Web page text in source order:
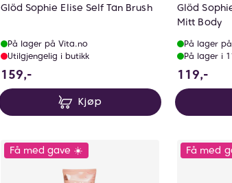
Glöd Sophie Elise Self Tan Brush
På lager på Vita.no
Utilgjengelig i butikk
159,-159 NOK
Kjøp
Glöd
Mitt Body
På lager
På lager i
119,-
Få med gave ☀️ Få med